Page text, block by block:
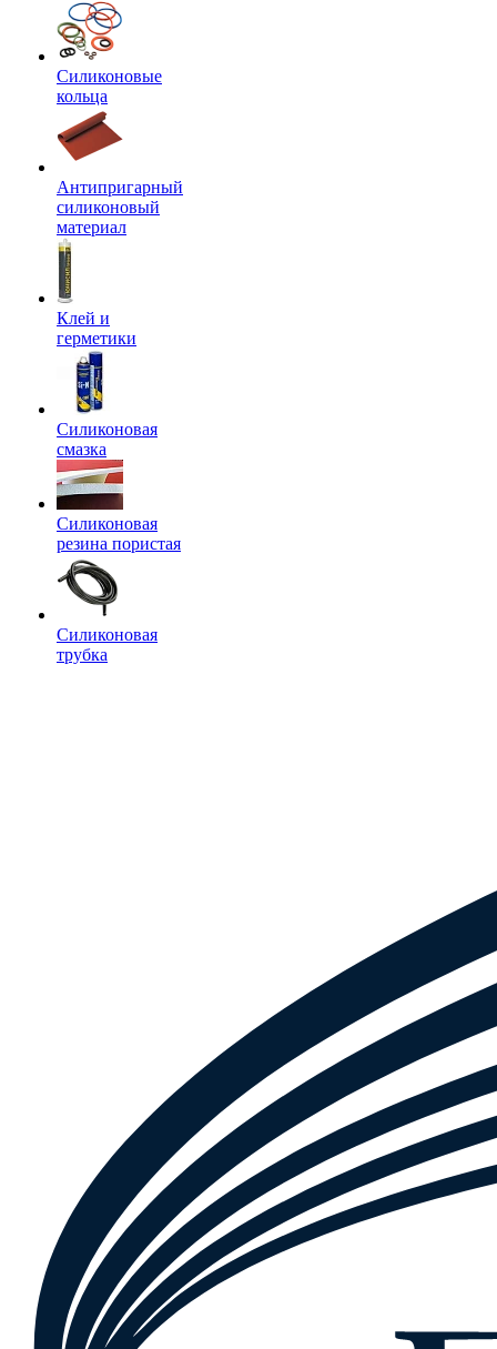
Силиконовые
кольца
Антипригарный
силиконовый
материал
Клей и
герметики
Силиконовая
смазка
Силиконовая
резина пористая
Силиконовая
трубка